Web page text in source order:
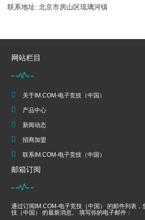
联系地址: 北京市房山区琉璃河镇
网站栏目
关于IM.COM-电子竞技（中国）
产品中心
新闻动态
招商加盟
联系IM.COM-电子竞技（中国）
邮箱订阅
通过订阅IM.COM-电子竞技（中国） 的邮件列表，
技（中国） 的最新消息。 填写你的电子邮件：